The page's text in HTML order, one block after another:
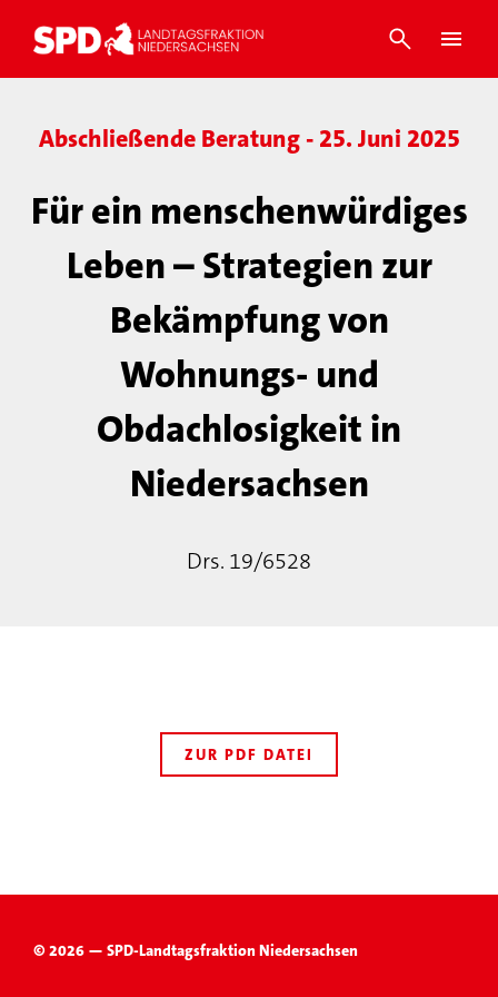
Abschließende Beratung - 25. Juni 2025
Für ein menschenwürdiges
Leben – Strategien zur
Bekämpfung von
Wohnungs- und
Obdachlosigkeit in
Niedersachsen
Drs. 19/6528
ZUR PDF DATEI
© 2026 — SPD-Landtagsfraktion Niedersachsen